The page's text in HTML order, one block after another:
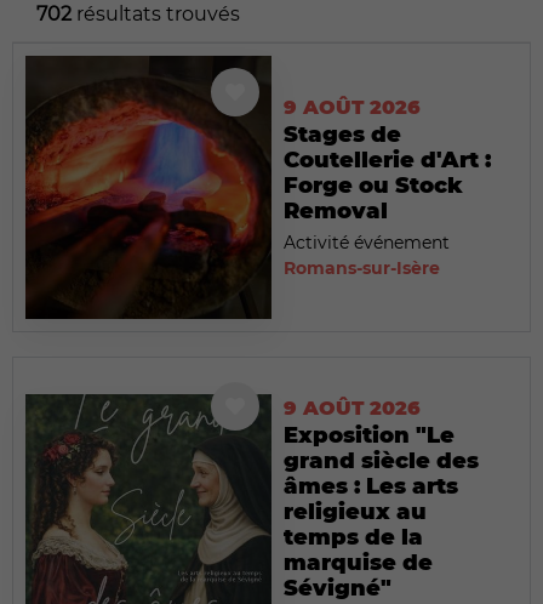
702 résultats trouvés
9 AOÛT 2026
Stages de
Coutellerie d'Art :
Forge ou Stock
Removal
Activité événement
Romans-sur-Isère
9 AOÛT 2026
Exposition "Le
grand siècle des
âmes : Les arts
religieux au
temps de la
marquise de
Sévigné"